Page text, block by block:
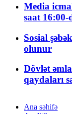
Media
saat 16:00-
Sosial
olunur
Dövlət
qaydaları
Ana səhifə